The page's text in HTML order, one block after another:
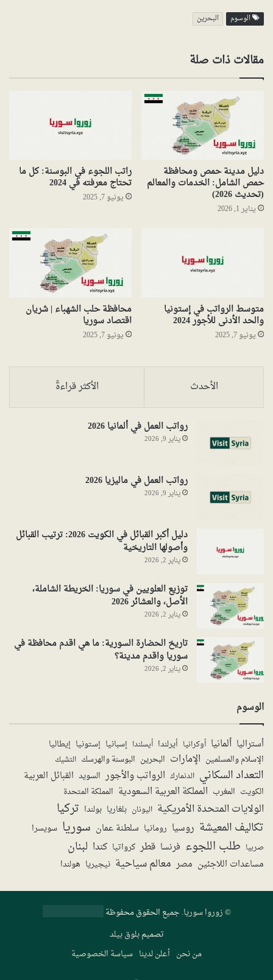
الوسوم البحرين
مقالات ذات صلة
دليل مدينة حمص ومحافظة
حمص الشامل: الخدمات والمعالم
(تحديث 2026)
يناير 1, 2026
راتب اللجوء في البوسنة: كل ما
تحتاج معرفته في 2024
يونيو 7, 2025
متوسط الرواتب في إستونيا
والحد الأدنى للأجور 2024
يونيو 7, 2025
محافظة حلب الشهباء | شريان
اقتصاد سوريا
يونيو 7, 2025
الأحدث الأكثر قراءةً
رواتب العمل في ألمانيا 2026
يناير 9, 2026
رواتب العمل في ماليزيا 2026
يناير 9, 2026
دليل أكبر القبائل في الكويت 2026: ترتيب القبائل
وأصولها التاريخية
يناير 2, 2026
توزيع العلويين في سوريا: الخريطة الشاملة،
الأصل، والعشائر 2026
يناير 2, 2026
تاريخ الحضارة السورية: ما هي اقدم محافظة في
سوريا واقدم مدينة؟
يناير 2, 2026
الوسوم
أستراليا ألمانيا أوكرانيا أيرلندا أيسلندا إسبانيا إستونيا إيطاليا
الإسلام والمسلمين الإمارات البحرين البوسنة والهرسك التشيك
التعداد السكاني الدنمارك الرواتب والأجور السويد القبائل العربية
الكويت المغرب المملكة العربية السعودية المملكة المتحدة
الولايات المتحدة الأمريكية اليونان بلغاريا بولندا تركيا
تكاليف المعيشة روسيا رومانيا سلطنة عمان سوريا سويسرا
صربيا طلب اللجوء فرنسا قطر كرواتيا كندا لبنان
مساعدات اللاجئين مصر معالم سياحية نيجيريا هولندا
©زوروا سوريا. جميع الحقوق محفوظة
تصميمبلوق بيلد
من نحن أعلن لدينا سياسة الخصوصية